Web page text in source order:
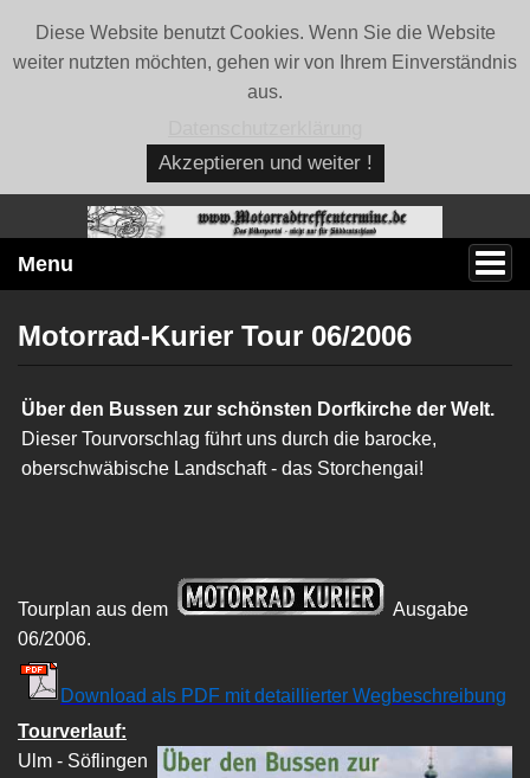
Diese Website benutzt Cookies. Wenn Sie die Website
weiter nutzten möchten, gehen wir von Ihrem Einverständnis
aus.
Akzeptieren und weiter !
Menu
Motorrad-Kurier Tour 06/2006
Über den Bussen zur schönsten Dorfkirche der Welt.
Dieser Tourvorschlag führt uns durch die barocke,
oberschwäbische Landschaft - das Storchengai!
Tourplan aus dem
Ausgabe
06/2006.
Download als PDF mit detaillierter Wegbeschreibung
Tourverlauf:
Ulm - Söflingen